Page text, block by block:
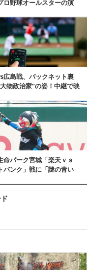
ロ野球オールスターの演
広島戦、バックネット裏
物政治家”の姿！中継で映
命パーク宮城「楽天ｖｓ
バンク」戦に「謎の青い